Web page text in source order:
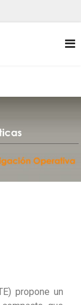
propone un